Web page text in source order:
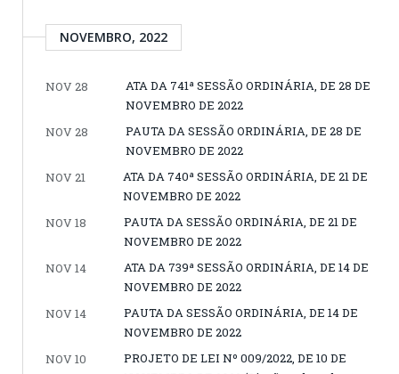
NOVEMBRO, 2022
NOV 28
ATA DA 741ª SESSÃO ORDINÁRIA, DE 28 DE
NOVEMBRO DE 2022
NOV 28
PAUTA DA SESSÃO ORDINÁRIA, DE 28 DE
NOVEMBRO DE 2022
NOV 21
ATA DA 740ª SESSÃO ORDINÁRIA, DE 21 DE
NOVEMBRO DE 2022
NOV 18
PAUTA DA SESSÃO ORDINÁRIA, DE 21 DE
NOVEMBRO DE 2022
NOV 14
ATA DA 739ª SESSÃO ORDINÁRIA, DE 14 DE
NOVEMBRO DE 2022
NOV 14
PAUTA DA SESSÃO ORDINÁRIA, DE 14 DE
NOVEMBRO DE 2022
NOV 10
PROJETO DE LEI Nº 009/2022, DE 10 DE